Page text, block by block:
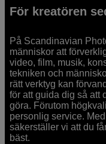
För kreatören
På Scandinavian
människor att
video, film, musik,
tekniken och
rätt verktyg kan
för att guida dig så att
göra. Förutom
personlig service.
säkerställer vi att du
bäst.